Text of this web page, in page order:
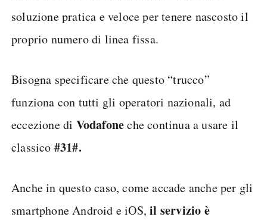
soluzione pratica e veloce per tenere nascosto il
proprio numero di linea fissa.
Bisogna specificare che questo “trucco”
funziona con tutti gli operatori nazionali, ad
eccezione di Vodafoneche continua a usare il
classico #31#.
Anche in questo caso, come accade anche per gli
smartphone Android e iOS,il servizio è